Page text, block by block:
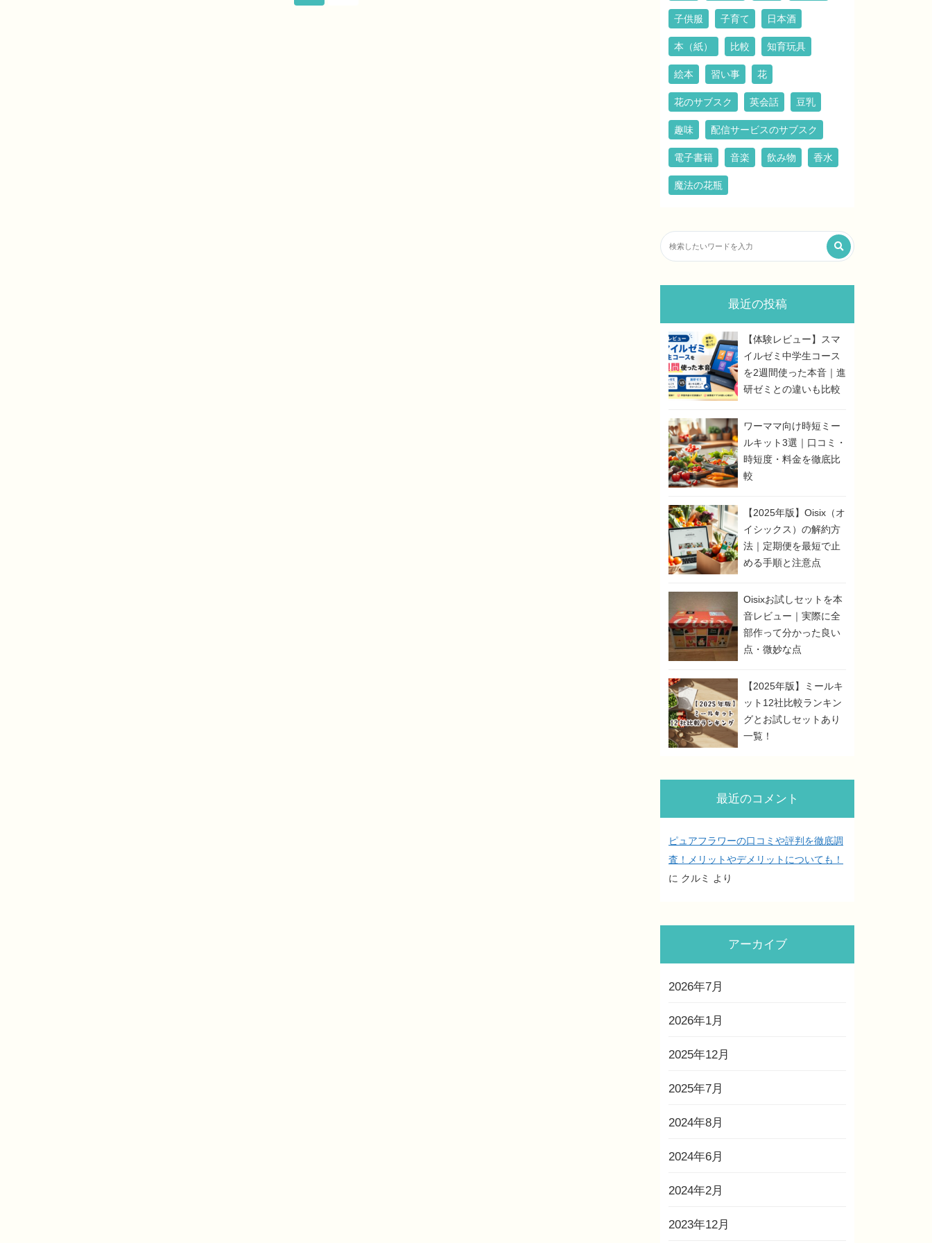
子供服 子育て 日本酒
本（紙） 比較 知育玩具
絵本 習い事 花
花のサブスク 英会話 豆乳
趣味 配信サービスのサブスク
電子書籍 音楽 飲み物 香水
魔法の花瓶
最近の投稿
【体験レビュー】スマ
イルゼミ中学生コース
を2週間使った本音｜進
研ゼミとの違いも比較
ワーママ向け時短ミー
ルキット3選｜口コミ・
時短度・料金を徹底比
較
【2025年版】Oisix（オ
イシックス）の解約方
法｜定期便を最短で止
める手順と注意点
Oisixお試しセットを本
音レビュー｜実際に全
部作って分かった良い
点・微妙な点
【2025年版】ミールキ
ット12社比較ランキン
グとお試しセットあり
一覧！
最近のコメント
ピュアフラワーの口コミや評判を徹底調
査！メリットやデメリットについても！
に クルミ より
アーカイブ
2026年7月
2026年1月
2025年12月
2025年7月
2024年8月
2024年6月
2024年2月
2023年12月